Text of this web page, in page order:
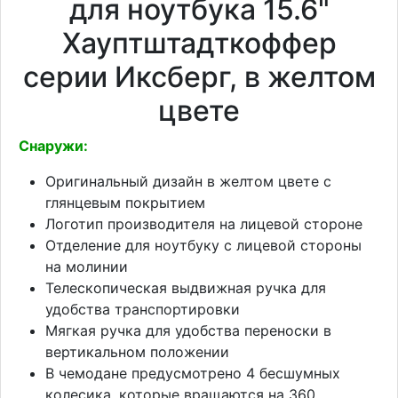
для ноутбука 15.6"
Хауптштадткоффер
серии Иксберг, в желтом
цвете
Снаружи:
Оригинальный дизайн в желтом цвете с
глянцевым покрытием
Логотип производителя на лицевой стороне
Отделение для ноутбуку с лицевой стороны
на молинии
Телескопическая выдвижная ручка для
удобства транспортировки
Мягкая ручка для удобства переноски в
вертикальном положении
В чемодане предусмотрено 4 бесшумных
колесика, которые вращаются на 360